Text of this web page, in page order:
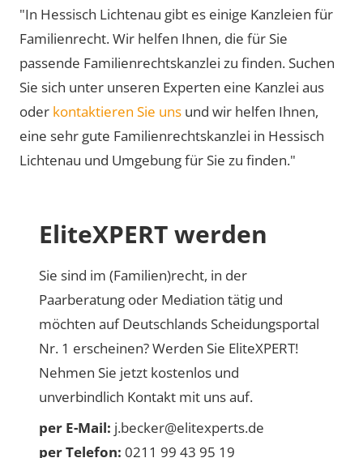
"In Hessisch Lichtenau gibt es einige Kanzleien für
Familienrecht. Wir helfen Ihnen, die für Sie
passende Familienrechtskanzlei zu finden. Suchen
Sie sich unter unseren Experten eine Kanzlei aus
oder kontaktieren Sie uns und wir helfen Ihnen,
eine sehr gute Familienrechtskanzlei in Hessisch
Lichtenau und Umgebung für Sie zu finden."
EliteXPERT werden
Sie sind im (Familien)recht, in der
Paarberatung oder Mediation tätig und
möchten auf Deutschlands Scheidungsportal
Nr. 1 erscheinen? Werden Sie EliteXPERT!
Nehmen Sie jetzt kostenlos und
unverbindlich Kontakt mit uns auf.
per E-Mail: j.becker@elitexperts.de
per Telefon: 0211 99 43 95 19